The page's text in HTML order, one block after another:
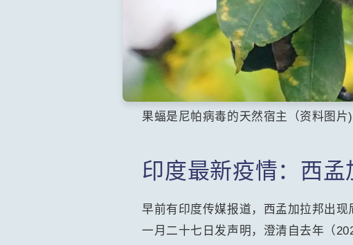
果蝠是尼帕病毒的天然宿主（资料图片)
印度最新疫情：西
早前有印度传媒报道，西孟加拉邦出
一月二十七日发声明，澄清自去年（